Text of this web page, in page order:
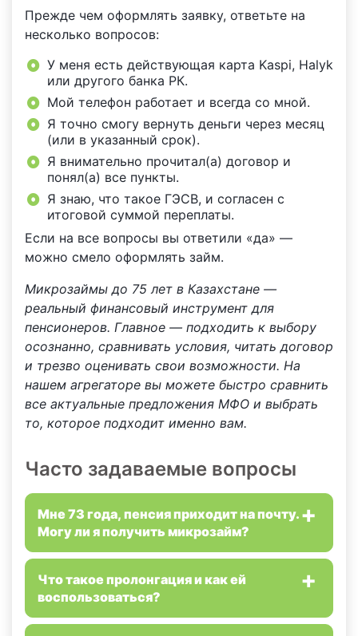
Прежде чем оформлять заявку, ответьте на
несколько вопросов:
У меня есть действующая карта Kaspi, Halyk
или другого банка РК.
Мой телефон работает и всегда со мной.
Я точно смогу вернуть деньги через месяц
(или в указанный срок).
Я внимательно прочитал(а) договор и
понял(а) все пункты.
Я знаю, что такое ГЭСВ, и согласен с
итоговой суммой переплаты.
Если на все вопросы вы ответили «да» —
можно смело оформлять займ.
Микрозаймы до 75 лет в Казахстане —
реальный финансовый инструмент для
пенсионеров. Главное — подходить к выбору
осознанно, сравнивать условия, читать договор
и трезво оценивать свои возможности. На
нашем агрегаторе вы можете быстро сравнить
все актуальные предложения МФО и выбрать
то, которое подходит именно вам.
Часто задаваемые вопросы
Мне 73 года, пенсия приходит на почту.
Могу ли я получить микрозайм?
Что такое пролонгация и как ей
воспользоваться?